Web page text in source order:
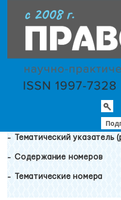
Тематический указатель
Содержание номеров
Тематические номера